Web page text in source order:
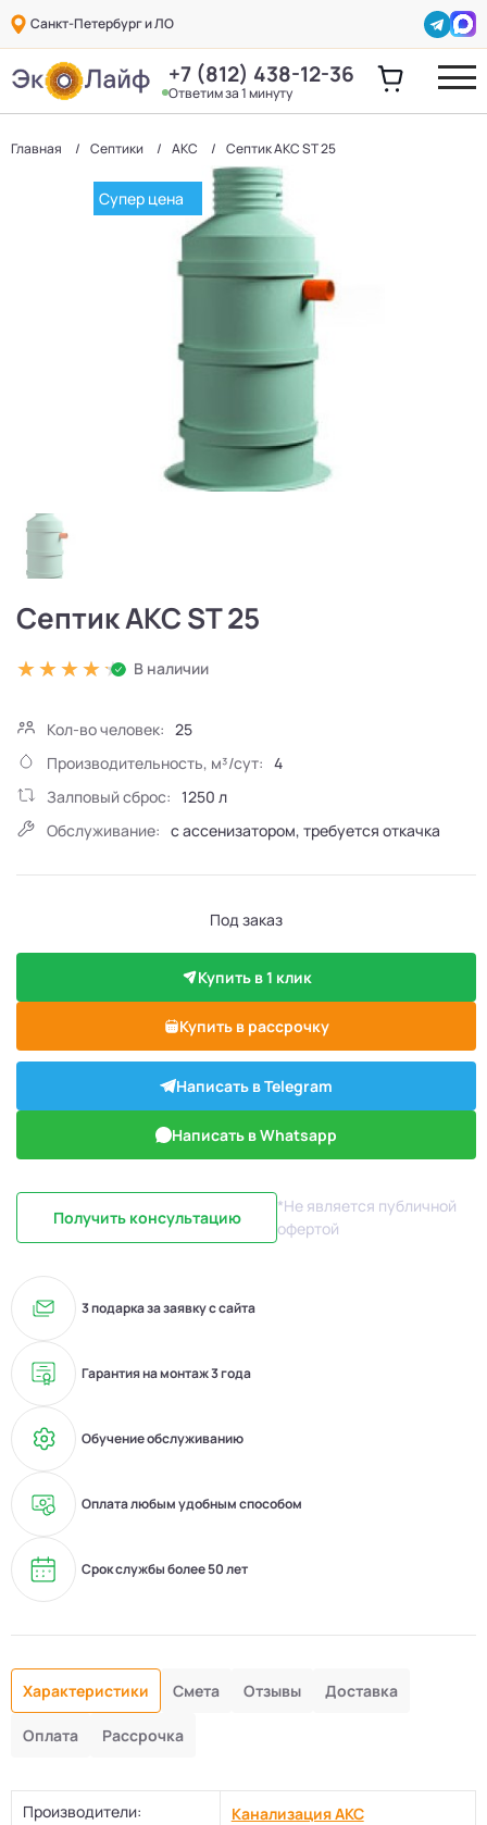
Санкт-Петербург и ЛО
+7 (812) 438-12-36
Ответим за 1 минуту
Главная Септики АКС Септик АКС ST 25
Супер цена
Септик АКС ST 25
В наличии
Кол-во человек: 25
Производительность, м³/сут: 4
Залповый сброс: 1250 л
Обслуживание: с ассенизатором, требуется откачка
Под заказ
Купить в 1 клик
Купить в рассрочку
Написать в Telegram
Написать в Whatsapp
Получить консультацию
*Не является публичной
офертой
3 подарка за заявку с сайта
Гарантия на монтаж 3 года
Обучение обслуживанию
Оплата любым удобным способом
Срок службы более 50 лет
Характеристики Смета Отзывы Доставка
Оплата Рассрочка
Производители: Канализация АКС